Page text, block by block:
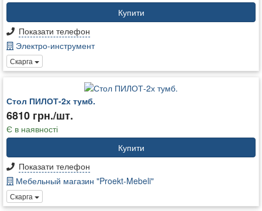
Купити
Показати телефон
Электро-инструмент
Скарга
Стол ПИЛОТ-2х тумб.
6810 грн./шт.
Є в наявності
Купити
Показати телефон
Мебельный магазин "Proekt-Mebeli"
Скарга